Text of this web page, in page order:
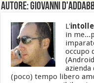
Autore: Giovanni
L'
in
occupo
azienda
(poco) tempo libero